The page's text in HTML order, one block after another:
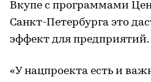
Вкупе с программами
Санкт-Петербурга это
эффект для предприятий.
«У нацпроекта есть и